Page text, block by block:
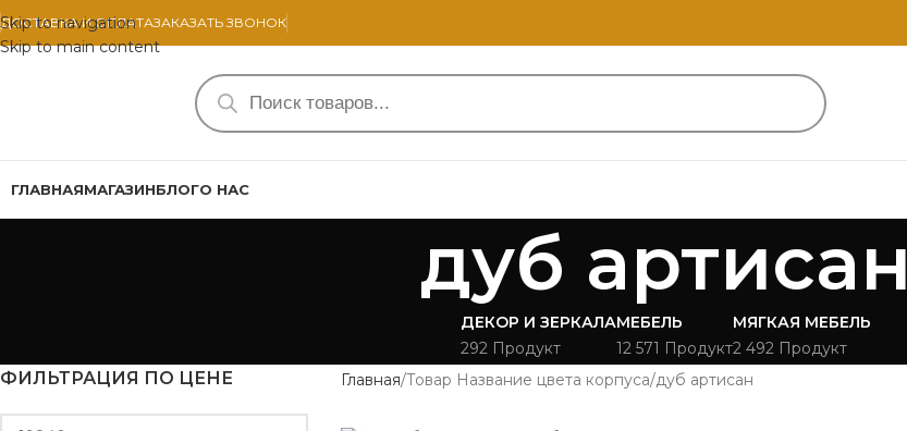
Skip to navigation
Skip to main content
ДОСТАВКА И ОПЛАТАЗАКАЗАТЬ ЗВОНОК
ГЛАВНАЯМАГАЗИНБЛОГО НАС
дуб артисан
ДЕКОР И ЗЕРКАЛА
292 Продукт
МЕБЕЛЬ
12 571 Продукт
МЯГКАЯ МЕБЕЛЬ
2 492 Продукт
ФИЛЬТРАЦИЯ ПО ЦЕНЕ Главная Товар Название цвета корпуса дуб артисан